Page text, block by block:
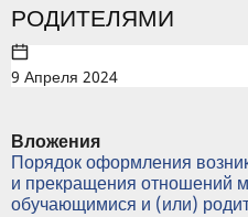
РОДИТЕЛЯМИ
9 Апреля 2024
Вложения
Порядок оформления
и прекращения отношений
обучающимися и (или)